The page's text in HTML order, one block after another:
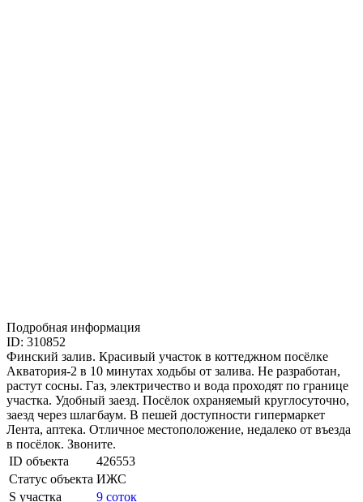
Подробная информация
ID: 310852
Финский залив. Красивый участок в коттеджном посёлке
Акватория-2 в 10 минутах ходьбы от залива. Не разработан,
растут сосны. Газ, электричество и вода проходят по границе
участка. Удобный заезд. Посёлок охраняемый круглосуточно,
заезд через шлагбаум. В пешей доступности гипермаркет
Лента, аптека. Отличное местоположение, недалеко от въезда
в посёлок. Звоните.
ID объекта
426553
Статус объекта ИЖС
S участка
9 соток